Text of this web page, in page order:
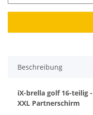
Beschreibung
iX-brella golf 16-teilig
XXL Partnerschirm